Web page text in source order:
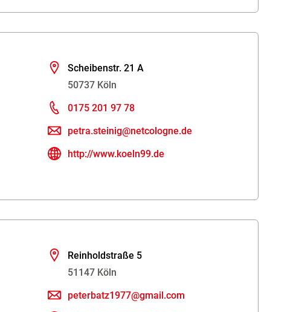
Scheibenstr. 21 A
50737 Köln
0175 201 97 78
petra.steinig@netcologne.de
http://www.koeln99.de
Reinholdstraße 5
51147 Köln
peterbatz1977@gmail.com